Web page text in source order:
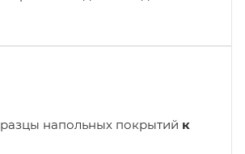
напольных покрытий к